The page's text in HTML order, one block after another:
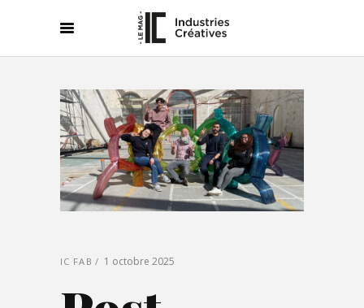
IC FAB 1 octobre 2025